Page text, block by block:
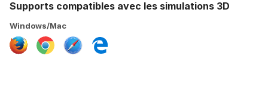
Supports compatibles avec les simulations 3D
Windows/Mac